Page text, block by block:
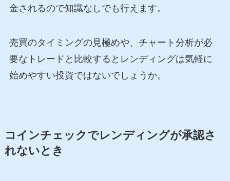
金されるので知識なしでも行えます。
売買のタイミングの見極めや、チャート分析が必
要なトレードと比較するとレンディングは気軽に
始めやすい投資ではないでしょうか。
コインチェックでレンディングが承認さ
れないとき